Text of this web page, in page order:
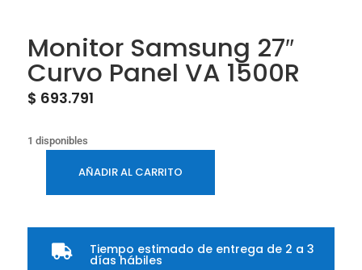
Monitor Samsung 27″
Curvo Panel VA 1500R
$ 693.791
1 disponibles
Samsung
Panel
AÑADIR AL CARRITO
 Tiempo estimado de entrega de 2 a 3
días hábiles